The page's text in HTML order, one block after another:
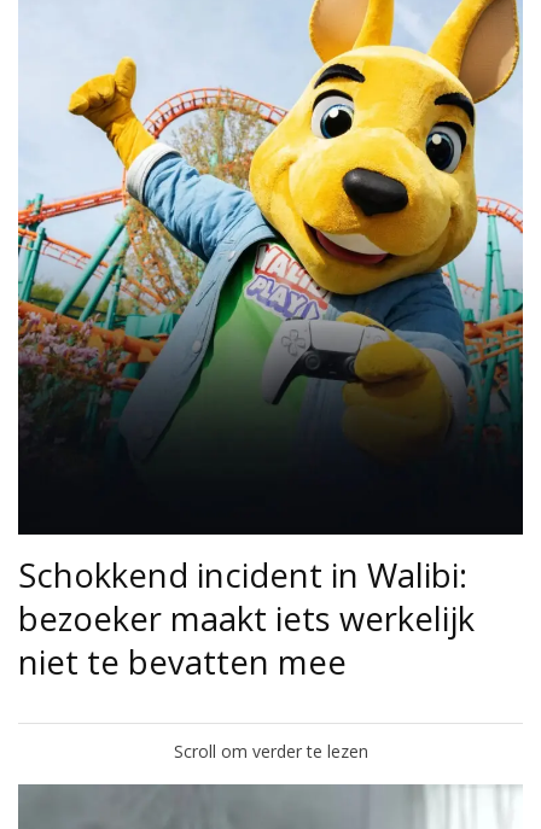
Schokkend incident in Walibi:
bezoeker maakt iets werkelijk
niet te bevatten mee
Scroll om verder te lezen